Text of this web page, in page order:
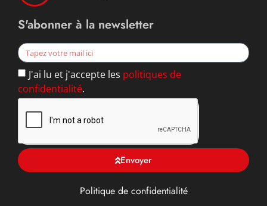
S'abonner à la newsletter
J'ai lu et j'accepte les politiques de
confidentialité.
Envoyer
Politique de confidentialité